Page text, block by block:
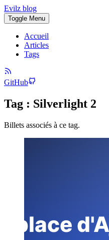
Evilz blog
Toggle Menu
Accueil
Articles
Tags
GitHub
Tag : Silverlight 2
Billets associés à ce tag.